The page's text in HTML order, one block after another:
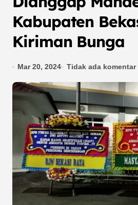
Kabupaten
Kiriman Bunga
Mar 20, 2024 Tidak ada komentar